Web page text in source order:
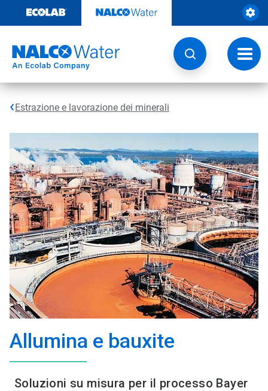
contenuto
Estrazione e lavorazione dei minerali
Allumina e bauxite
Soluzioni su misura per il processo Bayer